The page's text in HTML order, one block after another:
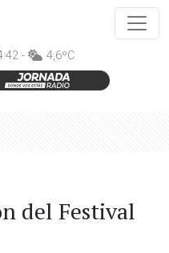
- 4,6ºC
del Festival